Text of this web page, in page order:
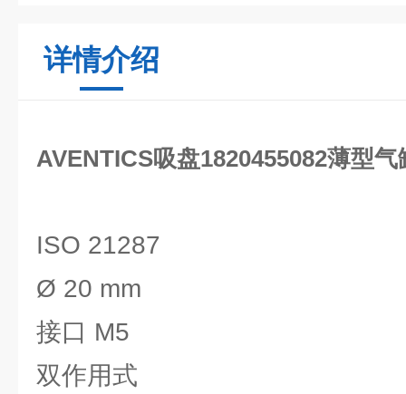
详情介绍
AVENTICS吸盘1820455082薄型气
ISO 21287
Ø 20 mm
接口 M5
双作用式